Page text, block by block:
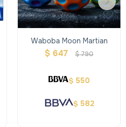
Waboba Moon Martian
$ 647 $790
$ 550
$ 582